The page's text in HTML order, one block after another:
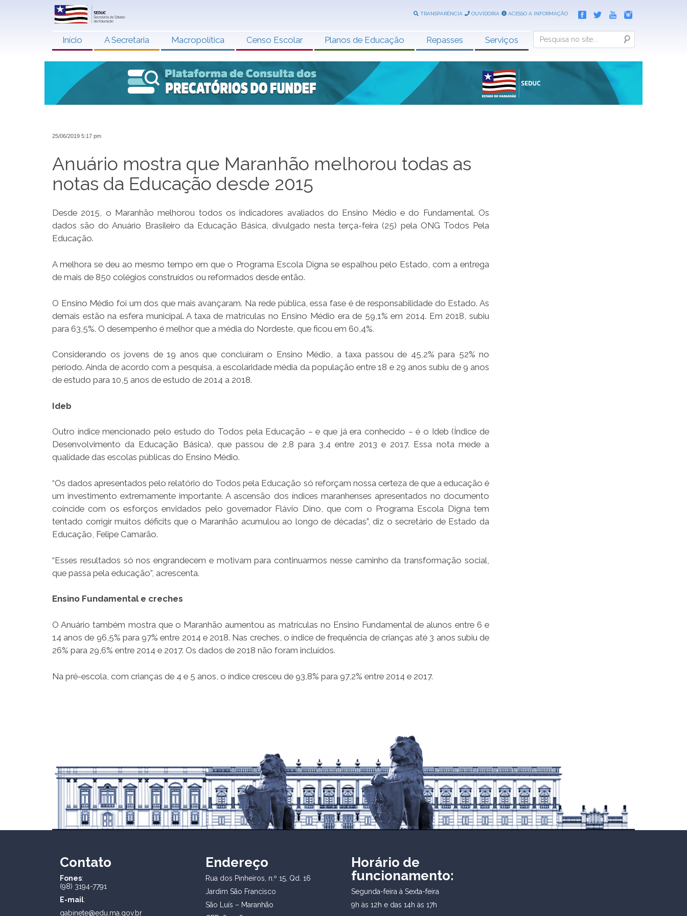
TRANSPARÊNCIA OUVIDORIA ACESSO A INFORMAÇÃO
Início A Secretaria Macropolítica Censo Escolar Planos de Educação Repasses Serviços Search
25/06/2019 5:17 pm
Anuário mostra que Maranhão melhorou todas as
notas da Educação desde 2015
Desde 2015, o Maranhão melhorou todos os indicadores avaliados do Ensino Médio e do Fundamental. Os
dados são do Anuário Brasileiro da Educação Básica, divulgado nesta terça-feira (25) pela ONG Todos Pela
Educação.
A melhora se deu ao mesmo tempo em que o Programa Escola Digna se espalhou pelo Estado, com a entrega
de mais de 850 colégios construídos ou reformados desde então.
O Ensino Médio foi um dos que mais avançaram. Na rede pública, essa fase é de responsabilidade do Estado. As
demais estão na esfera municipal. A taxa de matrículas no Ensino Médio era de 59,1% em 2014. Em 2018, subiu
para 63,5%. O desempenho é melhor que a média do Nordeste, que ficou em 60,4%.
Considerando os jovens de 19 anos que concluíram o Ensino Médio, a taxa passou de 45,2% para 52% no
período. Ainda de acordo com a pesquisa, a escolaridade média da população entre 18 e 29 anos subiu de 9 anos
de estudo para 10,5 anos de estudo de 2014 a 2018.
Ideb
Outro índice mencionado pelo estudo do Todos pela Educação – e que já era conhecido – é o Ideb (Índice de
Desenvolvimento da Educação Básica), que passou de 2,8 para 3,4 entre 2013 e 2017. Essa nota mede a
qualidade das escolas públicas do Ensino Médio.
“Os dados apresentados pelo relatório do Todos pela Educação só reforçam nossa certeza de que a educação é
um investimento extremamente importante. A ascensão dos índices maranhenses apresentados no documento
coincide com os esforços envidados pelo governador Flávio Dino, que com o Programa Escola Digna tem
tentado corrigir muitos déficits que o Maranhão acumulou ao longo de décadas”, diz o secretário de Estado da
Educação, Felipe Camarão.
“Esses resultados só nos engrandecem e motivam para continuarmos nesse caminho da transformação social,
que passa pela educação”, acrescenta.
Ensino Fundamental e creches
O Anuário também mostra que o Maranhão aumentou as matrículas no Ensino Fundamental de alunos entre 6 e
14 anos de 96,5% para 97% entre 2014 e 2018. Nas creches, o índice de frequência de crianças até 3 anos subiu de
26% para 29,6% entre 2014 e 2017. Os dados de 2018 não foram incluídos.
Na pré-escola, com crianças de 4 e 5 anos, o índice cresceu de 93,8% para 97,2% entre 2014 e 2017.
Contato
Fones:
(98) 3194-7791
E-mail:
gabinete@edu.ma.gov.br
Endereço
Rua dos Pinheiros, n.º 15, Qd. 16
Jardim São Francisco
São Luís – Maranhão
Horário de
funcionamento:
Segunda-feira à Sexta-feira
9h às 12h e das 14h às 17h